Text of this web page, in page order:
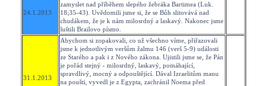
24.1.2013
zamyslet nad příběhem slepého žebráka Bartimea (Luk.
18;35-43). Uvědomili jsme si, že se Bůh slitovává nad
chudákem, že je k nám milosrdný a laskavý. Nakonec jsme
luštili Brailovo písmo.
31.1.2013
Abychom si zopakovali, co už všechno víme, přiřazovali
jsme k jednotlivým veršům žalmu 146 (verš 5-9) události
ze Starého a pak i z Nového zákona. Ujistili jsme se, že Pán
je pořád stejný - milosrdný, laskavý, pomáhající,
spravdlivý, mocný a odpouštějící. Dával Izraelitům manu
na poušti, vyvedl je z Egypta, zachránil Noema před